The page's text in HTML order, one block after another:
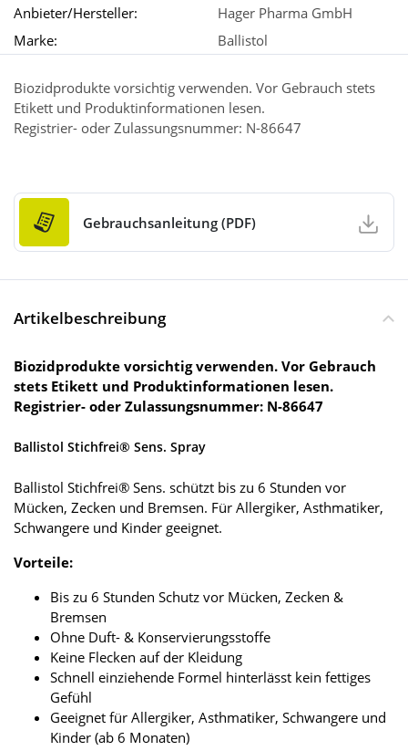
Anbieter/Hersteller:
Hager Pharma GmbH
Marke:
Ballistol
Biozidprodukte vorsichtig verwenden. Vor Gebrauch stets
Etikett und Produktinformationen lesen.
Registrier- oder Zulassungsnummer: N-86647
Gebrauchsanleitung (PDF)
Artikelbeschreibung
Biozidprodukte vorsichtig verwenden. Vor Gebrauch
stets Etikett und Produktinformationen lesen.
Registrier- oder Zulassungsnummer: N-86647
Ballistol Stichfrei® Sens. Spray
Ballistol Stichfrei® Sens. schützt bis zu 6 Stunden vor
Mücken, Zecken und Bremsen. Für Allergiker, Asthmatiker,
Schwangere und Kinder geeignet.
Vorteile:
Bis zu 6 Stunden Schutz vor Mücken, Zecken &
Bremsen
Ohne Duft- & Konservierungsstoffe
Keine Flecken auf der Kleidung
Schnell einziehende Formel hinterlässt kein fettiges
Gefühl
Geeignet für Allergiker, Asthmatiker, Schwangere und
Kinder (ab 6 Monaten)